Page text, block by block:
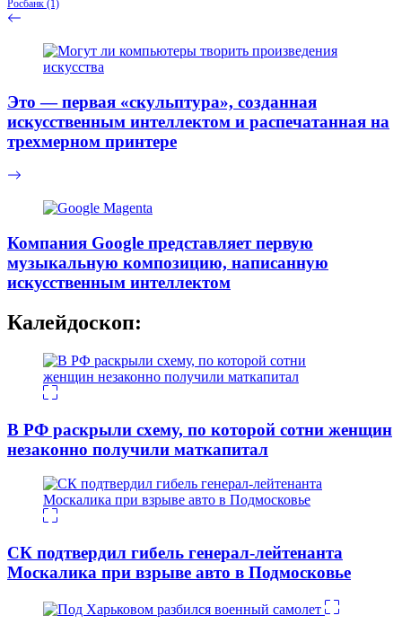
Росбанк (1)
Это — первая «скульптура», созданная
искусственным интеллектом и распечатанная на
трехмерном принтере
Компания Google представляет первую
музыкальную композицию, написанную
искусственным интеллектом
Калейдоскоп:
В РФ раскрыли схему, по которой сотни женщин
незаконно получили маткапитал
СК подтвердил гибель генерал-лейтенанта
Москалика при взрыве авто в Подмосковье